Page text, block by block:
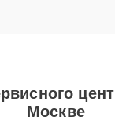
Москве